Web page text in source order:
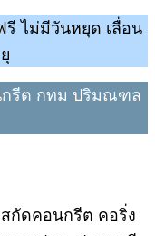
ไม่มีวันหยุด เลื่อน
กรีต กทม ปริมณฑล
สกัดคอนกรีต คอริ่ง